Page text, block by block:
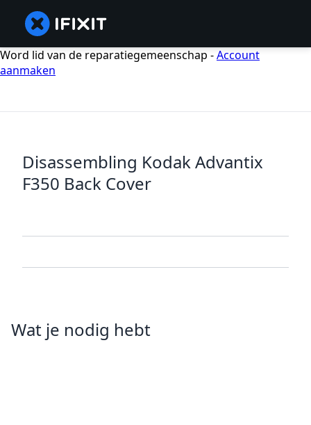
Word lid van de reparatiegemeenschap -Account
aanmaken
Disassembling Kodak Advantix
F350 Back Cover
Wat je nodig hebt